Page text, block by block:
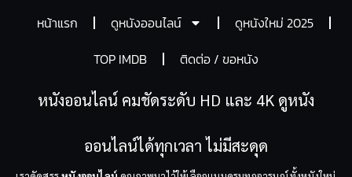
หน้าแรก ดูหนังออนไลน์
ดูหนังใหม่ 2025
TOP IMDB
ติดต่อ / ขอหนัง
หนังออนไลน์ คมชัดระดับ HD และ 4K ดูหนัง
ออนไลน์ได้ทุกเวลา ไม่มีสะดุด